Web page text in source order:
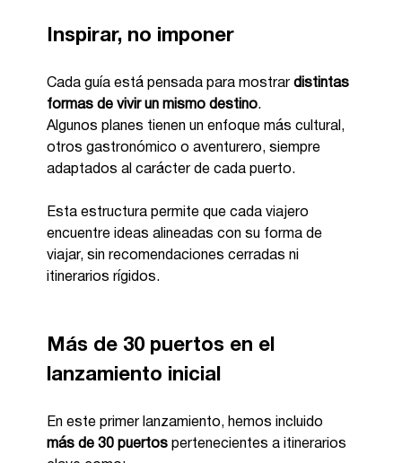
Inspirar, no imponer
Cada guía está pensada para mostrar distintas
formas de vivir un mismo destino.
Algunos planes tienen un enfoque más cultural,
otros gastronómico o aventurero, siempre
adaptados al carácter de cada puerto.
Esta estructura permite que cada viajero
encuentre ideas alineadas con su forma de
viajar, sin recomendaciones cerradas ni
itinerarios rígidos.
Más de 30 puertos en el
lanzamiento inicial
En este primer lanzamiento, hemos incluido
más de 30 puertos pertenecientes a itinerarios